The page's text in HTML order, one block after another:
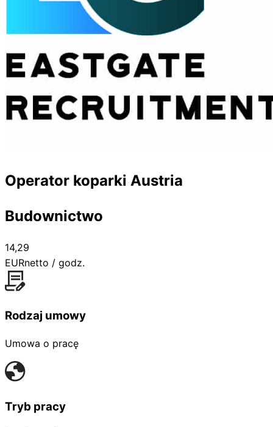
Operator koparki Austria
Budownictwo
14,29
EURnetto / godz.
Rodzaj umowy
Umowa o pracę
Tryb pracy